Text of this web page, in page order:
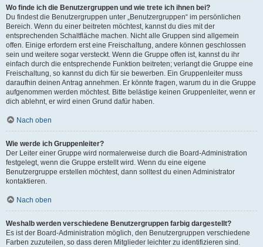
Wo finde ich die Benutzergruppen und wie trete ich ihnen bei?
Du findest die Benutzergruppen unter „Benutzergruppen“ im persönlichen
Bereich. Wenn du einer beitreten möchtest, kannst du dies mit der
entsprechenden Schaltfläche machen. Nicht alle Gruppen sind allgemein
offen. Einige erfordern erst eine Freischaltung, andere können geschlossen
sein und weitere sogar versteckt. Wenn die Gruppe offen ist, kannst du ihr
einfach durch die entsprechende Funktion beitreten; verlangt die Gruppe eine
Freischaltung, so kannst du dich für sie bewerben. Ein Gruppenleiter muss
daraufhin deinen Antrag annehmen. Er könnte fragen, warum du in die Gruppe
aufgenommen werden möchtest. Bitte belästige keinen Gruppenleiter, wenn er
dich ablehnt, er wird einen Grund dafür haben.
Nach oben
Wie werde ich Gruppenleiter?
Der Leiter einer Gruppe wird normalerweise durch die Board-Administration
festgelegt, wenn die Gruppe erstellt wird. Wenn du eine eigene
Benutzergruppe erstellen möchtest, dann solltest du einen Administrator
kontaktieren.
Nach oben
Weshalb werden verschiedene Benutzergruppen farbig dargestellt?
Es ist der Board-Administration möglich, den Benutzergruppen verschiedene
Farben zuzuteilen, so dass deren Mitglieder leichter zu identifizieren sind.